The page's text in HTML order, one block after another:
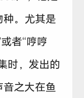
。尤其是
者“哼哼
时，发出的
之大在鱼